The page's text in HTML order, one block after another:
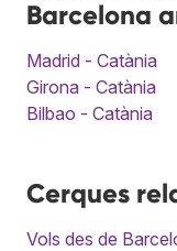
Barcelona
Madrid - Catània
Girona - Catània
Bilbao - Catània
Cerques
Vols des de